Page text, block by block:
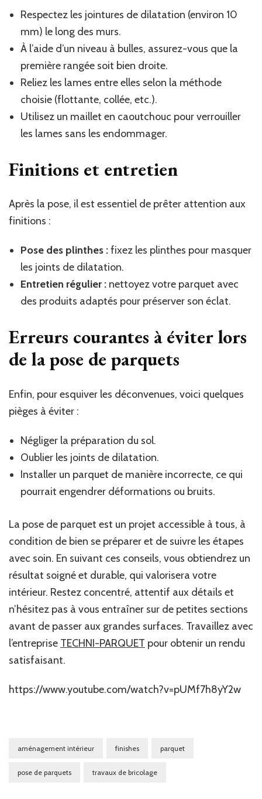
Respectez les jointures de dilatation (environ 10
mm) le long des murs.
À l’aide d’un niveau à bulles, assurez-vous que la
première rangée soit bien droite.
Reliez les lames entre elles selon la méthode
choisie (flottante, collée, etc.).
Utilisez un maillet en caoutchouc pour verrouiller
les lames sans les endommager.
Finitions et entretien
Après la pose, il est essentiel de prêter attention aux
finitions :
Pose des plinthes :fixez les plinthes pour masquer
les joints de dilatation.
Entretien régulier : nettoyez votre parquet avec
des produits adaptés pour préserver son éclat.
Erreurs courantes à éviter lors
de la pose de parquets
Enfin, pour esquiver les déconvenues, voici quelques
pièges à éviter :
Négliger la préparation du sol.
Oublier les joints de dilatation.
Installer un parquet de manière incorrecte, ce qui
pourrait engendrer déformations ou bruits.
La pose de parquet est un projet accessible à tous, à
condition de bien se préparer et de suivre les étapes
avec soin. En suivant ces conseils, vous obtiendrez un
résultat soigné et durable, qui valorisera votre
intérieur. Restez concentré, attentif aux détails et
n’hésitez pas à vous entraîner sur de petites sections
avant de passer aux grandes surfaces. Travaillez avec
l’entreprise TECHNI-PARQUET pour obtenir un rendu
satisfaisant.
https://www.youtube.com/watch?v=pUMf7h8yY2w
aménagement intérieur finishes parquet
pose de parquets travaux de bricolage